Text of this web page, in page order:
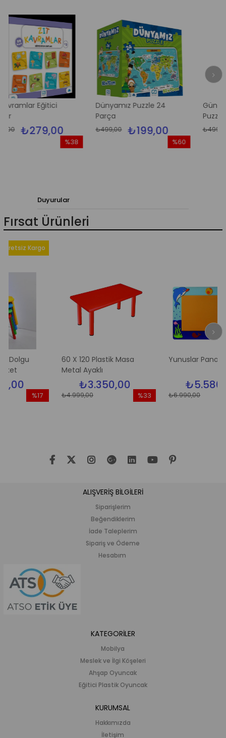
Eğitici
Dünyamız Puzzle 24
₺199,00
₺499,00
Güneş Sistemi
Duyurular
Fırsat Ürünleri
Kargo
60 X 120 Plastik Masa
Metal Ayaklı
₺3.350,00
₺4.999,00
Yunuslar Pano
₺5.580,00
₺6.990,00
ALIŞVERİŞ BİLGİLERİ
Siparişlerim
Beğendiklerim
İade Taleplerim
Sipariş ve Ödeme
Hesabım
KATEGORİLER
Mobilya
Meslek ve İlgi Köşeleri
Ahşap Oyuncak
Eğitici Plastik Oyuncak
KURUMSAL
Hakkımızda
İletişim